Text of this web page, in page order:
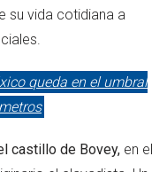
su vida cotidiana a
queda en el umbral
castillo de Bovey, en el